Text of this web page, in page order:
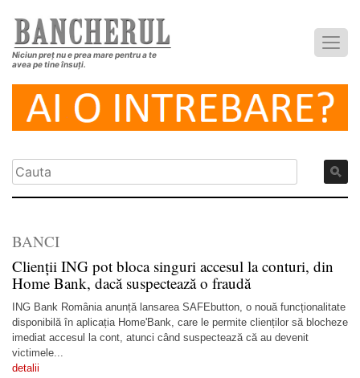
Niciun preț nu e prea mare pentru a te
avea pe tine însuți.
BANCI
Clienții ING pot bloca singuri accesul la conturi, din
Home Bank, dacă suspectează o fraudă
ING Bank România anunță lansarea SAFEbutton, o nouă funcționalitate
disponibilă în aplicația Home'Bank, care le permite clienților să blocheze
imediat accesul la cont, atunci când suspectează că au devenit
victimele...
detalii